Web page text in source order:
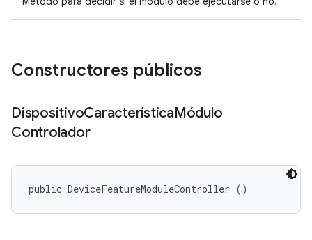
Constructores públicos
DispositivoCaracterísticaMódulo
Controlador
public DeviceFeatureModuleController ()